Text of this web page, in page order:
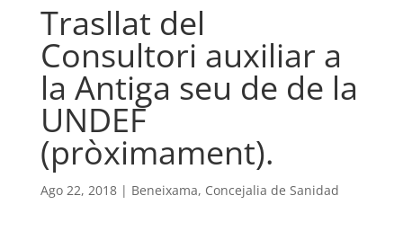
Trasllat del
Consultori auxiliar a
la Antiga seu de de la
UNDEF
(pròximament).
Ago 22, 2018| Beneixama, Concejalia de Sanidad